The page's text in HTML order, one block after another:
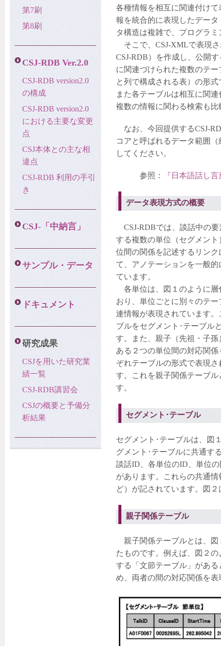
第7刷
第8刷
CSJ-RDB Ver.2.0
CSJ-RDB version2.0
の構成
CSJ-RDB version2.0
における主要な変更
点
CSJ本体との主な相
違点
CSJ-RDB 利用の手引
き
CSJ-「中納言」
サンプル・データ
ドキュメント
研究成果
CSJを用いた研究業
績一覧
CSJ-RDB講習会
CSJの概要と予備分
析結果
各種情報を相互に関連付け
報を統合的に表現したデー
タ構造は複雑で、プログラ
そこで、CSJ-XMLで表現
CSJ-RDB）を作成し、公開
に関連づけられた複数のテ
と列で構成される表）の形
また各テーブルは相互に関
複数の情報に関わる検索も
なお、今回提供するCSJ-
コアと呼ばれるデータ範囲
してください。
参照： 『日本語話し
データ表現方式の概要
CSJ-RDBでは、談話中の要
する複数の単位（セグメント
位間の関係を記述するリンク
て、アノテーションを一般的
ています。
各単位は、図１のように層
おり、単位ごとに別々のテー
連情報が表現されています。
ブルをセグメント･テーブル
す。また、親子（先祖・子孫
ある２つの単位間の対応関係
ぞれテーブルの形式で表現さ
す。これを親子関係テーブル
す。
セグメント･テーブル
セグメント･テーブルは、図
グメント･テーブルに共通す
談話ID、各単位のID、単位
があります。これらの共通
ど）が記されています。図
親子関係テーブル
親子関係テーブルとは、図
たものです。例えば、図２
する「文節テーブル」があ
め、両者の間の対応関係を